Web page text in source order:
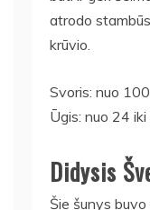
atrodo
krūvio.
Svoris: nuo
Ūgis: nuo 24
Didysis
Šie šunys